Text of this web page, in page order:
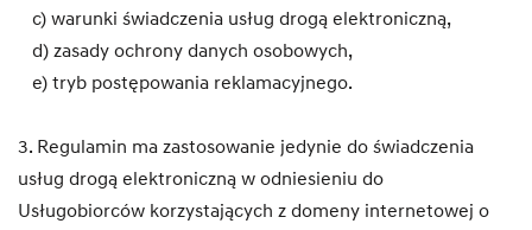
c) warunki świadczenia usług drogą elektroniczną,
d) zasady ochrony danych osobowych,
e) tryb postępowania reklamacyjnego.
3. Regulamin ma zastosowanie jedynie do świadczenia
usług drogą elektroniczną w odniesieniu do
Usługobiorców korzystających z domeny internetowej o